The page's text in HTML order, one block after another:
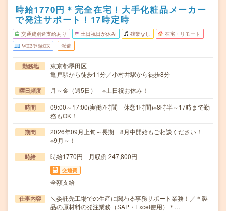
時給1770円＊完全在宅！大手化粧品メーカー
で発注サポート！17時定時
交通費別途支給あり 土日祝日が休み 残業なし 在宅・リモート
WEB登録OK 派遣
勤務地
東京都墨田区
亀戸駅から徒歩11分／小村井駅から徒歩8分
曜日頻度 月～金（週5日） ※土日祝お休み！
時間
09:00～17:00(実働7時間 休憩1時間)※8時半～17時まで勤
務もOK！
期間
2026年09月上旬～長期 8月中開始もご相談ください！
※9月～！
時給 時給1770円 月収例 247,800円
交通費
全額支給
仕事内容
＼委託先工場での生産に関わる事務サポート業務！／＊製
品の原材料の発注業務（SAP・Excel使用）＊…